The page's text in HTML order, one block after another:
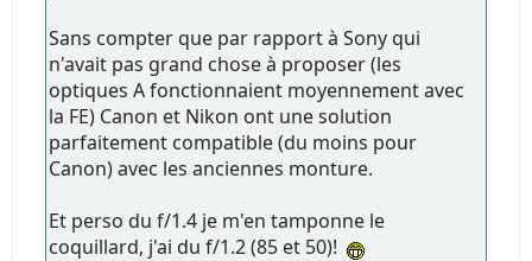
Sans compter que par rapport à Sony qui
n'avait pas grand chose à proposer (les
optiques A fonctionnaient moyennement avec
la FE) Canon et Nikon ont une solution
parfaitement compatible (du moins pour
Canon) avec les anciennes monture.
Et perso du f/1.4 je m'en tamponne le
coquillard, j'ai du f/1.2 (85 et 50)!